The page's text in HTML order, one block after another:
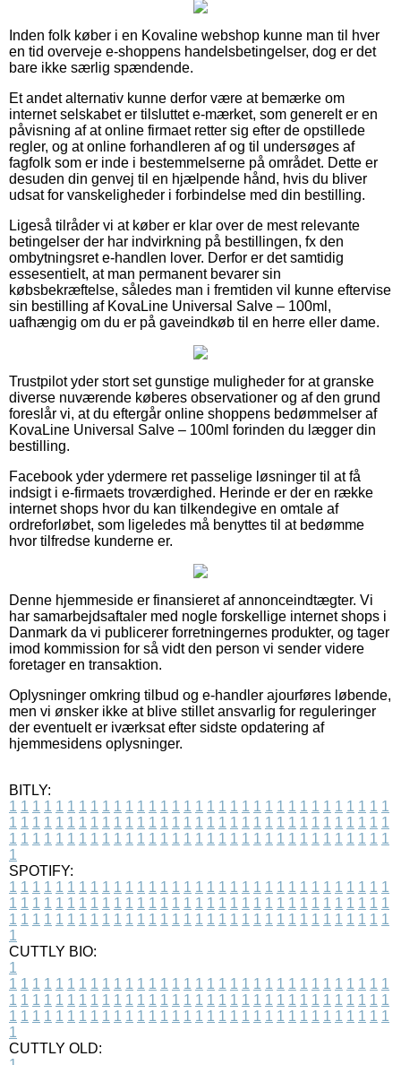
Inden folk køber i en Kovaline webshop kunne man til hver
en tid overveje e-shoppens handelsbetingelser, dog er det
bare ikke særlig spændende.
Et andet alternativ kunne derfor være at bemærke om
internet selskabet er tilsluttet e-mærket, som generelt er en
påvisning af at online firmaet retter sig efter de opstillede
regler, og at online forhandleren af og til undersøges af
fagfolk som er inde i bestemmelserne på området. Dette er
desuden din genvej til en hjælpende hånd, hvis du bliver
udsat for vanskeligheder i forbindelse med din bestilling.
Ligeså tilråder vi at køber er klar over de mest relevante
betingelser der har indvirkning på bestillingen, fx den
ombytningsret e-handlen lover. Derfor er det samtidig
essesentielt, at man permanent bevarer sin
købsbekræftelse, således man i fremtiden vil kunne eftervise
sin bestilling af KovaLine Universal Salve – 100ml,
uafhængig om du er på gaveindkøb til en herre eller dame.
Trustpilot yder stort set gunstige muligheder for at granske
diverse nuværende køberes observationer og af den grund
foreslår vi, at du eftergår online shoppens bedømmelser af
KovaLine Universal Salve – 100ml forinden du lægger din
bestilling.
Facebook yder ydermere ret passelige løsninger til at få
indsigt i e-firmaets troværdighed. Herinde er der en række
internet shops hvor du kan tilkendegive en omtale af
ordreforløbet, som ligeledes må benyttes til at bedømme
hvor tilfredse kunderne er.
Denne hjemmeside er finansieret af annonceindtægter. Vi
har samarbejdsaftaler med nogle forskellige internet shops i
Danmark da vi publicerer forretningernes produkter, og tager
imod kommission for så vidt den person vi sender videre
foretager en transaktion.
Oplysninger omkring tilbud og e-handler ajourføres løbende,
men vi ønsker ikke at blive stillet ansvarlig for reguleringer
der eventuelt er iværksat efter sidste opdatering af
hjemmesidens oplysninger.
BITLY:
1 1 1 1 1 1 1 1 1 1 1 1 1 1 1 1 1 1 1 1 1 1 1 1 1 1 1 1 1 1 1 1 1
1 1 1 1 1 1 1 1 1 1 1 1 1 1 1 1 1 1 1 1 1 1 1 1 1 1 1 1 1 1 1 1 1
1 1 1 1 1 1 1 1 1 1 1 1 1 1 1 1 1 1 1 1 1 1 1 1 1 1 1 1 1 1 1 1 1
1
SPOTIFY:
1 1 1 1 1 1 1 1 1 1 1 1 1 1 1 1 1 1 1 1 1 1 1 1 1 1 1 1 1 1 1 1 1
1 1 1 1 1 1 1 1 1 1 1 1 1 1 1 1 1 1 1 1 1 1 1 1 1 1 1 1 1 1 1 1 1
1 1 1 1 1 1 1 1 1 1 1 1 1 1 1 1 1 1 1 1 1 1 1 1 1 1 1 1 1 1 1 1 1
1
CUTTLY BIO:
1
1 1 1 1 1 1 1 1 1 1 1 1 1 1 1 1 1 1 1 1 1 1 1 1 1 1 1 1 1 1 1 1 1
1 1 1 1 1 1 1 1 1 1 1 1 1 1 1 1 1 1 1 1 1 1 1 1 1 1 1 1 1 1 1 1 1
1 1 1 1 1 1 1 1 1 1 1 1 1 1 1 1 1 1 1 1 1 1 1 1 1 1 1 1 1 1 1 1 1
1
CUTTLY OLD: